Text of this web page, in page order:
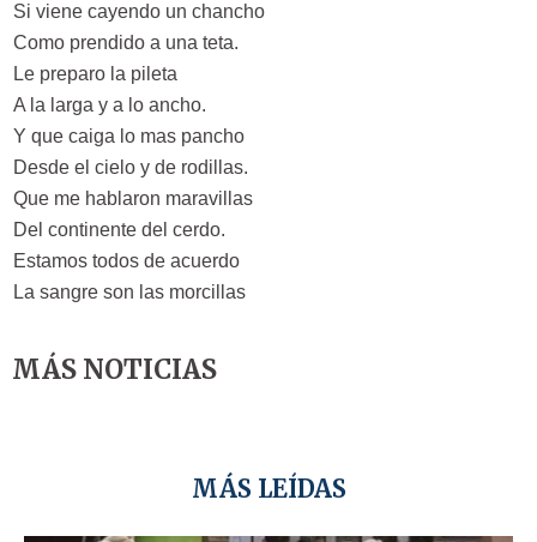
Si viene cayendo un chancho
Como prendido a una teta.
Le preparo la pileta
A la larga y a lo ancho.
Y que caiga lo mas pancho
Desde el cielo y de rodillas.
Que me hablaron maravillas
Del continente del cerdo.
Estamos todos de acuerdo
La sangre son las morcillas
MÁS NOTICIAS
MÁS LEÍDAS